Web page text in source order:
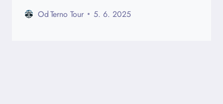
OdTerno Tour 5. 6. 2025